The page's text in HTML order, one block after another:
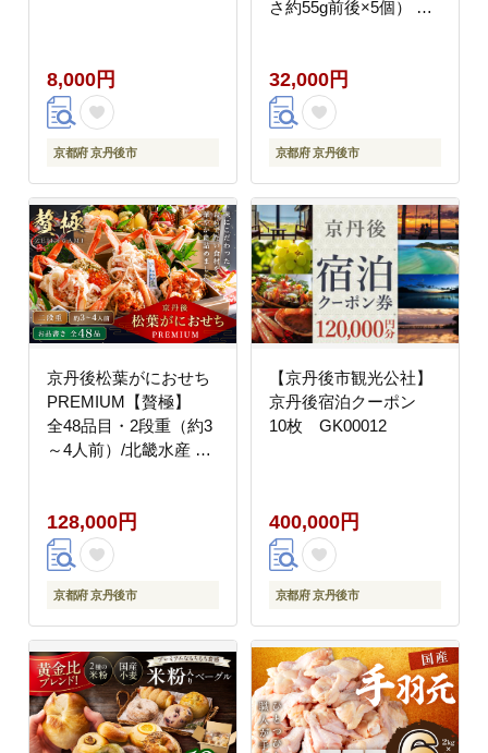
8,000円
京都府 京丹後市
さ約55g前後×5個） カ
魚介類 海産物 蟹 甲羅
蟹 香箱 内子 外子 蟹 お
取り寄せ 高級 個別包
装 UM00037
32,000円
京都府 京丹後市
京丹後松葉がにおせち
PREMIUM【贅極】
全48品目・2段重（約3
～4人前）/北畿水産 海
盛り 豪華 松葉ガニ ズ
ワイガニ HK00277
128,000円
京都府 京丹後市
【京丹後市観光公社】
京丹後宿泊クーポン
10枚 GK00012
400,000円
京都府 京丹後市